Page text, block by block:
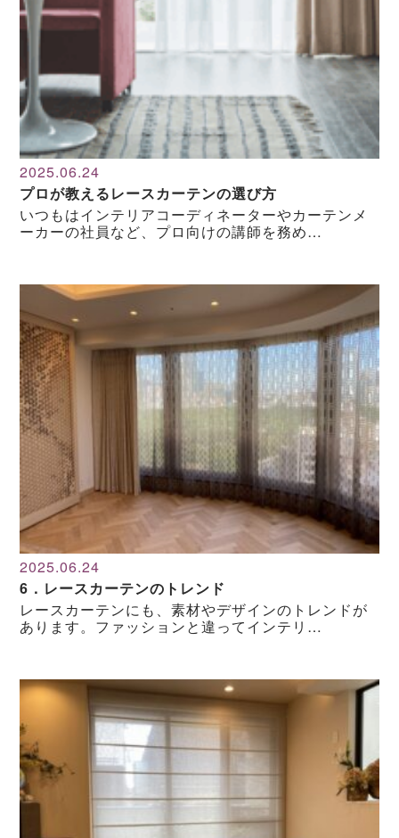
2025.06.24
プロが教えるレースカーテンの選び方
いつもはインテリアコーディネーターやカーテンメ
ーカーの社員など、プロ向けの講師を務め…
2025.06.24
6．レースカーテンのトレンド
レースカーテンにも、素材やデザインのトレンドが
あります。ファッションと違ってインテリ…